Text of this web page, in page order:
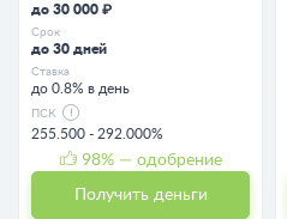
до 30 000 ₽
Срок
до 30 дней
Ставка
до 0.8% в день
ПСК
255.500 - 292.000%
98% — одобрение
Получить деньги